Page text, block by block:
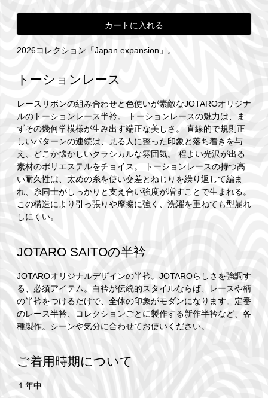
カートに入れる
2026コレクション「Japan expansion」。
トーションレース
レースリボンの組み合わせと色使いが素敵なJOTAROオリジナ
ルのトーションレース半衿。 トーションレースの魅力は、ま
ずその幾何学模様が生み出す端正な美しさ。 直線的で規則正
しいパターンの連続は、見る人に整った印象と落ち着きを与
え、どこか懐かしいクラシカルな雰囲気。 程よい光沢が出る
素材のポリエステルをチョイス。 トーションレースの持つ高
い耐久性は、太めの糸を使い交差とねじりを繰り返して編ま
れ、糸同士がしっかりと支え合い強度が増すことで生まれる。
この構造により引っ張りや摩擦に強く、洗濯を重ねても型崩れ
しにくい。
JOTARO SAITOの半衿
JOTAROオリジナルデザインの半衿。JOTAROらしさを強調す
る、必須アイテム。白衿が伝統的スタイルならば、レースや柄
の半衿をつけるだけで、全体の印象がモダンになります。定番
のレース半衿、コレクションごとに製作する新作半衿など、各
種製作。シーンや気分に合わせてお使いください。
ご着用時期について
１年中